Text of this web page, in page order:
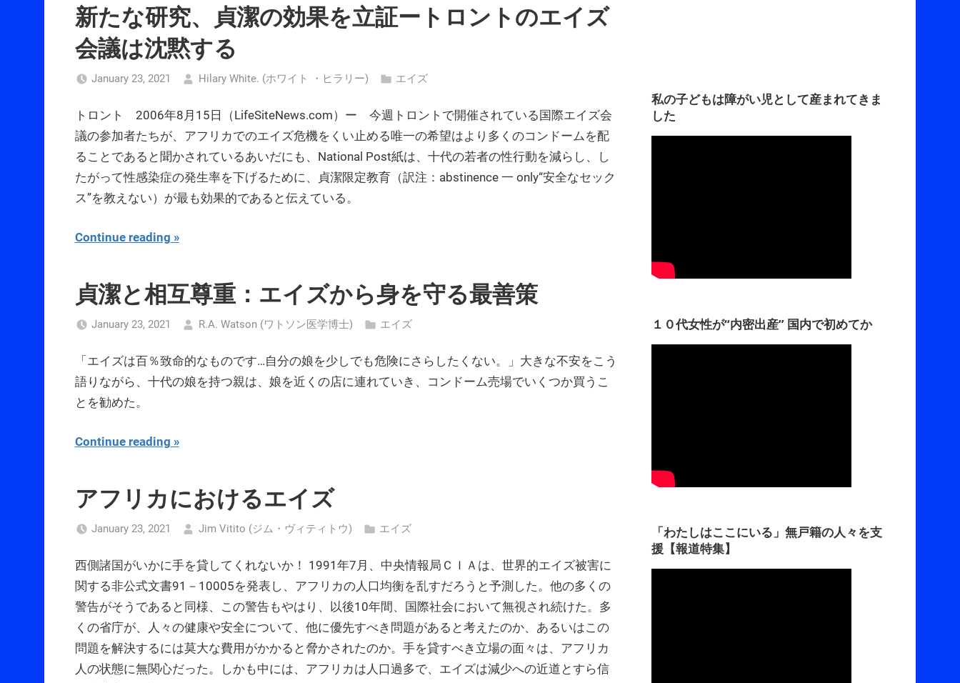
新たな研究、貞潔の効果を立証ートロントのエイズ
会議は沈黙する
January 23, 2021 Hilary White. (ホワイト ・ヒラリー) エイズ
トロント 2006年8月15日（LifeSiteNews.com）ー 今週トロントで開催されている国際エイズ会
議の参加者たちが、アフリカでのエイズ危機をくい止める唯一の希望はより多くのコンドームを配
ることであると聞かされているあいだにも、National Post紙は、十代の若者の性行動を減らし、し
たがって性感染症の発生率を下げるために、貞潔限定教育（訳注：abstinence 一 only“安全なセック
ス”を教えない）が最も効果的であると伝えている。
Continue reading
貞潔と相互尊重：エイズから身を守る最善策
January 23, 2021 R.A. Watson (ワトソン医学博士) エイズ
「エイズは百％致命的なものです…自分の娘を少しでも危険にさらしたくない。」大きな不安をこう
語りながら、十代の娘を持つ親は、娘を近くの店に連れていき、コンドーム売場でいくつか買うこ
とを勧めた。
Continue reading
アフリカにおけるエイズ
January 23, 2021 Jim Vitito (ジム・ヴィティトウ) エイズ
西側諸国がいかに手を貸してくれないか！ 1991年7月、中央情報局ＣＩＡは、世界的エイズ被害に
関する非公式文書91－10005を発表し、アフリカの人口均衡を乱すだろうと予測した。他の多くの
警告がそうであると同様、この警告もやはり、以後10年間、国際社会において無視され続けた。多
くの省庁が、人々の健康や安全について、他に優先すべき問題があると考えたのか、あるいはこの
問題を解決するには莫大な費用がかかると脅かされたのか。手を貸すべき立場の面々は、アフリカ
人の状態に無関心だった。しかも中には、アフリカは人口過多で、エイズは減少への近道とすら信
私の子どもは障がい児として産まれてきま
した
１０代女性が“内密出産” 国内で初めてか
「わたしはここにいる」無戸籍の人々を支
援【報道特集】